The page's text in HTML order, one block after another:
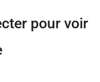
pour voir